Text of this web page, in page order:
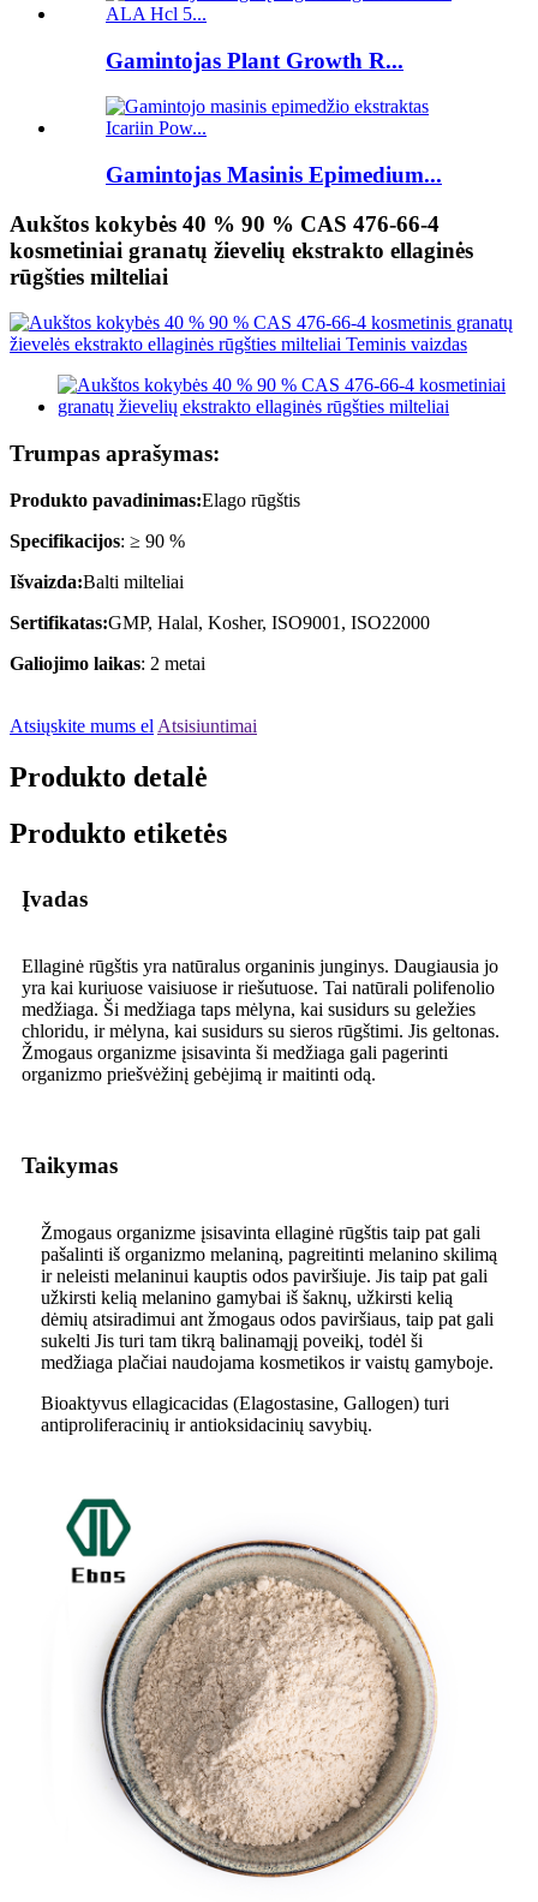
Gamintojas Plant Growth R...
Gamintojas Masinis Epimedium...
Aukštos kokybės 40 % 90 % CAS 476-66-4
kosmetiniai granatų žievelių ekstrakto ellaginės
rūgšties milteliai
Trumpas aprašymas:
Produkto pavadinimas:Elago rūgštis
Specifikacijos: ≥ 90 %
Išvaizda:Balti milteliai
Sertifikatas:GMP, Halal, Kosher, ISO9001, ISO22000
Galiojimo laikas: 2 metai
Atsiųskite mums el Atsisiuntimai
Produkto detalė
Produkto etiketės
Įvadas
Ellaginė rūgštis yra natūralus organinis junginys. Daugiausia jo
yra kai kuriuose vaisiuose ir riešutuose. Tai natūrali polifenolio
medžiaga. Ši medžiaga taps mėlyna, kai susidurs su geležies
chloridu, ir mėlyna, kai susidurs su sieros rūgštimi. Jis geltonas.
Žmogaus organizme įsisavinta ši medžiaga gali pagerinti
organizmo priešvėžinį gebėjimą ir maitinti odą.
Taikymas
Žmogaus organizme įsisavinta ellaginė rūgštis taip pat gali
pašalinti iš organizmo melaniną, pagreitinti melanino skilimą
ir neleisti melaninui kauptis odos paviršiuje. Jis taip pat gali
užkirsti kelią melanino gamybai iš šaknų, užkirsti kelią
dėmių atsiradimui ant žmogaus odos paviršiaus, taip pat gali
sukelti Jis turi tam tikrą balinamąjį poveikį, todėl ši
medžiaga plačiai naudojama kosmetikos ir vaistų gamyboje.
Bioaktyvus ellagicacidas (Elagostasine, Gallogen) turi
antiproliferacinių ir antioksidacinių savybių.